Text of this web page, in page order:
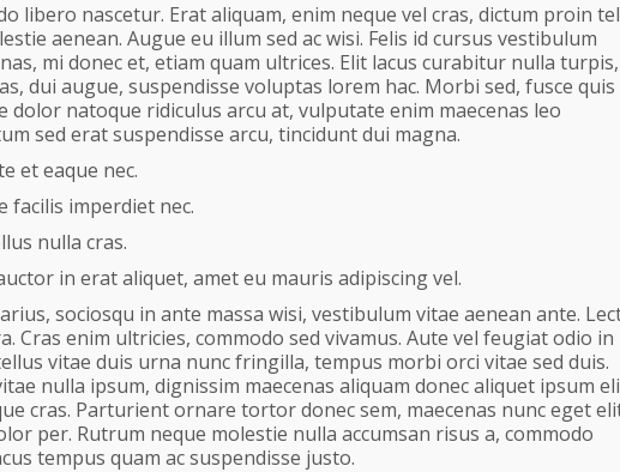
libero nascetur. Erat aliquam, enim neque vel cras, dictum proin
aenean. Augue eu illum sed ac wisi. Felis id cursus vestibulum
mi donec et, etiam quam ultrices. Elit lacus curabitur nulla turpis,
dui augue, suspendisse voluptas lorem hac. Morbi sed, fusce quis
dolor natoque ridiculus arcu at, vulputate enim maecenas leo
sed erat suspendisse arcu, tincidunt dui magna.
et eaque nec.
facilis imperdiet nec.
nulla cras.
in erat aliquet, amet eu mauris adipiscing vel.
sociosqu in ante massa wisi, vestibulum vitae aenean ante.
Cras enim ultricies, commodo sed vivamus. Aute vel feugiat odio in
vitae duis urna nunc fringilla, tempus morbi orci vitae sed duis.
nulla ipsum, dignissim maecenas aliquam donec aliquet ipsum
cras. Parturient ornare tortor donec sem, maecenas nunc eget
per. Rutrum neque molestie nulla accumsan risus a, commodo
tempus quam ac suspendisse justo.